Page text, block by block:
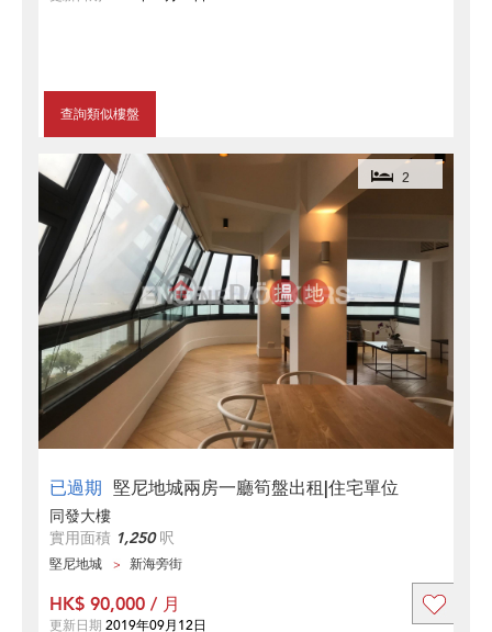
查詢類似樓盤
已過期 堅尼地城兩房一廳筍盤出租|住宅單位
2
同發大樓
實用面積 1,250呎
堅尼地城 新海旁街
HK$ 90,000 / 月
更新日期 2019年09月12日